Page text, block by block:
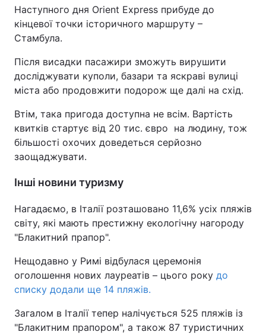
Наступного дня Orient Express прибуде до
кінцевої точки історичного маршруту –
Стамбула.
Після висадки пасажири зможуть вирушити
досліджувати куполи, базари та яскраві вулиці
міста або продовжити подорож ще далі на схід.
Втім, така пригода доступна не всім. Вартість
квитків стартує від 20 тис. євро на людину, тож
більшості охочих доведеться серйозно
заощаджувати.
Інші новини туризму
Нагадаємо, в Італії розташовано 11,6% усіх пляжів
світу, які мають престижну екологічну нагороду
"Блакитний прапор".
Нещодавно у Римі відбулася церемонія
оголошення нових лауреатів – цього року до
списку додали ще 14 пляжів.
Загалом в Італії тепер налічується 525 пляжів із
"Блакитним прапором", а також 87 туристичних